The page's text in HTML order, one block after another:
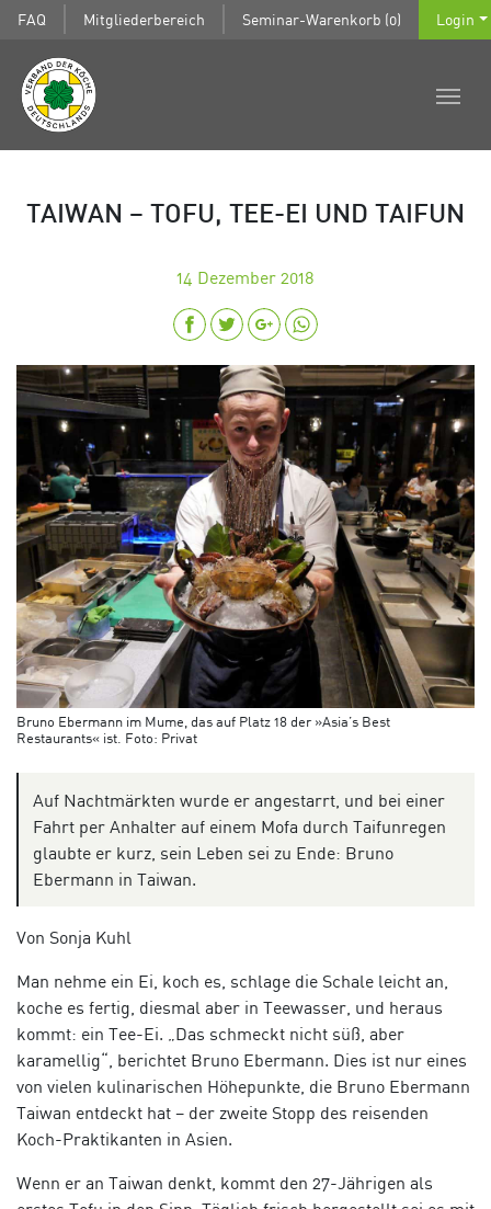
FAQ Mitgliederbereich Seminar-Warenkorb (0) Login
TAIWAN – TOFU, TEE-EI UND TAIFUN
14 Dezember 2018
Bruno Ebermann im Mume, das auf Platz 18 der »Asia’s Best
Restaurants« ist. Foto: Privat
Auf Nachtmärkten wurde er angestarrt, und bei einer
Fahrt per Anhalter auf einem Mofa durch Taifunregen
glaubte er kurz, sein Leben sei zu Ende: Bruno
Ebermann in Taiwan.
Von Sonja Kuhl
Man nehme ein Ei, koch es, schlage die Schale leicht an,
koche es fertig, diesmal aber in Teewasser, und heraus
kommt: ein Tee-Ei. „Das schmeckt nicht süß, aber
karamellig“, berichtet Bruno Ebermann. Dies ist nur eines
von vielen kulinarischen Höhepunkte, die Bruno Ebermann
Taiwan entdeckt hat – der zweite Stopp des reisenden
Koch-Praktikanten in Asien.
Wenn er an Taiwan denkt, kommt den 27-Jährigen als